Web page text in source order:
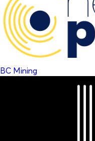
BC Mining